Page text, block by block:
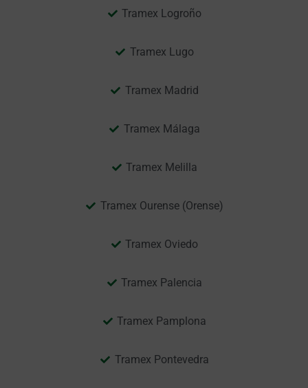
Tramex Logroño
Tramex Lugo
Tramex Madrid
Tramex Málaga
Tramex Melilla
Tramex Ourense (Orense)
Tramex Oviedo
Tramex Palencia
Tramex Pamplona
Tramex Pontevedra